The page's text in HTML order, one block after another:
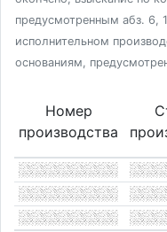
предусмотренным абз. 6,
исполнительном
основаниям,
Номер
производства